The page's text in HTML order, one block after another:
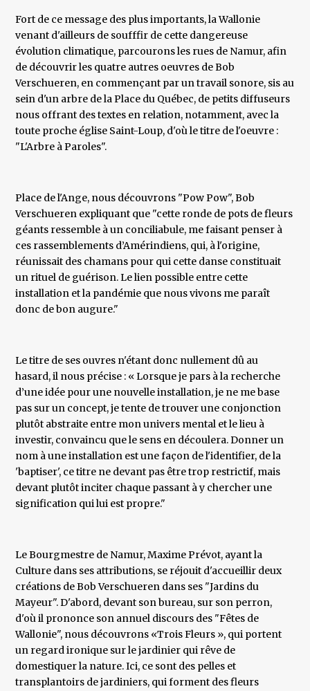
Fort de ce message des plus importants, la Wallonie
venant d'ailleurs de soufffir de cette dangereuse
évolution climatique, parcourons les rues de Namur, afin
de découvrir les quatre autres oeuvres de Bob
Verschueren, en commençant par un travail sonore, sis au
sein d'un arbre de la Place du Québec, de petits diffuseurs
nous offrant des textes en relation, notamment, avec la
toute proche église Saint-Loup, d'où le titre de l'oeuvre :
"L'Arbre à Paroles".
Place de l'Ange, nous découvrons "Pow Pow", Bob
Verschueren expliquant que "cette ronde de pots de fleurs
géants ressemble à un conciliabule, me faisant penser à
ces rassemblements d’Amérindiens, qui, à l'origine,
réunissait des chamans pour qui cette danse constituait
un rituel de guérison. Le lien possible entre cette
installation et la pandémie que nous vivons me paraît
donc de bon augure."
Le titre de ses ouvres n'étant donc nullement dû au
hasard, il nous précise : « Lorsque je pars à la recherche
d’une idée pour une nouvelle installation, je ne me base
pas sur un concept, je tente de trouver une conjonction
plutôt abstraite entre mon univers mental et le lieu à
investir, convaincu que le sens en découlera. Donner un
nom à une installation est une façon de l'identifier, de la
'baptiser', ce titre ne devant pas être trop restrictif, mais
devant plutôt inciter chaque passant à y chercher une
signification qui lui est propre."
Le Bourgmestre de Namur, Maxime Prévot, ayant la
Culture dans ses attributions, se réjouit d'accueillir deux
créations de Bob Verschueren dans ses "Jardins du
Mayeur". D'abord, devant son bureau, sur son perron,
d'où il prononce son annuel discours des "Fêtes de
Wallonie", nous découvrons «Trois Fleurs », qui portent
un regard ironique sur le jardinier qui rêve de
domestiquer la nature. Ici, ce sont des pelles et
transplantoirs de jardiniers, qui forment des fleurs